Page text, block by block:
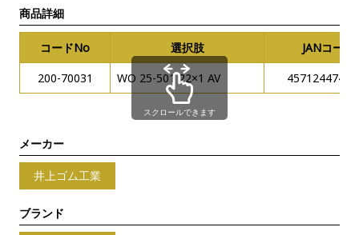
商品詳細
コードNo 選択肢
JANコード
200-70031
WO 25-501 22×1 AV
スクロールできます
メーカー
井上ゴム工業
ブランド